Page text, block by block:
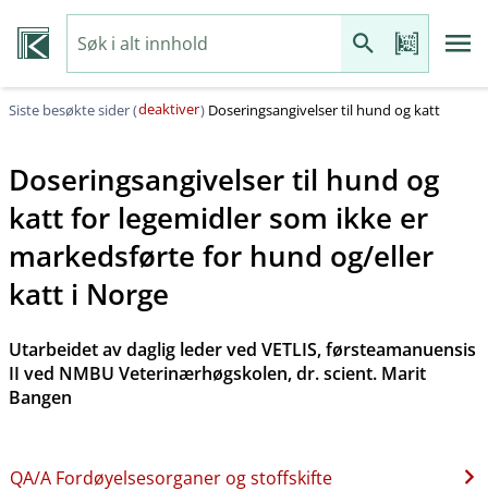
Siste besøkte sider (deaktiver) Doseringsangivelser til hund og katt
Doseringsangivelser til hund og
katt for legemidler som ikke er
markedsførte for hund og​/​eller
katt i Norge
Utarbeidet av daglig leder ved VETLIS, førsteamanuensis
II ved NMBU Veterinærhøgskolen, dr. scient. Marit
Bangen
QA​/​A Fordøyelsesorganer og stoffskifte